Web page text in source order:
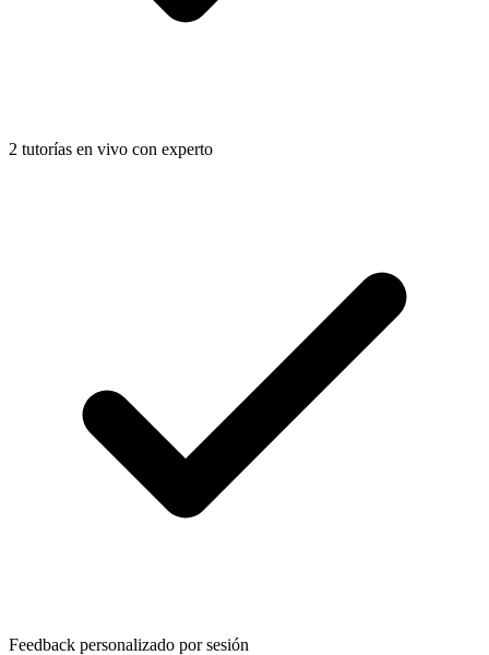
2 tutorías en vivo con experto
Feedback personalizado por sesión